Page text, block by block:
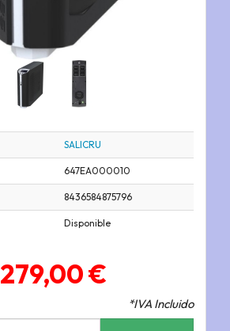
SALICRU
647EA000010
8436584875796
Disponible
279,00 €
*IVA Incluido